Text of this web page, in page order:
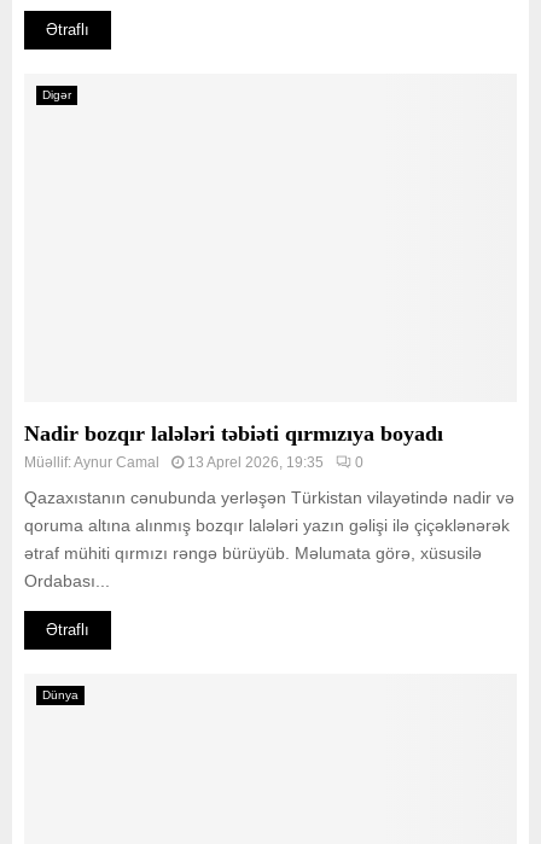
Ətraflı
Digər
Nadir bozqır lalələri təbiəti qırmızıya boyadı
Müəllif:Aynur Camal 13 Aprel 2026, 19:35 0
Qazaxıstanın cənubunda yerləşən Türkistan vilayətində nadir və
qoruma altına alınmış bozqır lalələri yazın gəlişi ilə çiçəklənərək
ətraf mühiti qırmızı rəngə bürüyüb. Məlumata görə, xüsusilə
Ordabası...
Ətraflı
Dünya